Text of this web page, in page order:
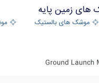
های زمین پایه
موشک های بالستیک
Ground Launch